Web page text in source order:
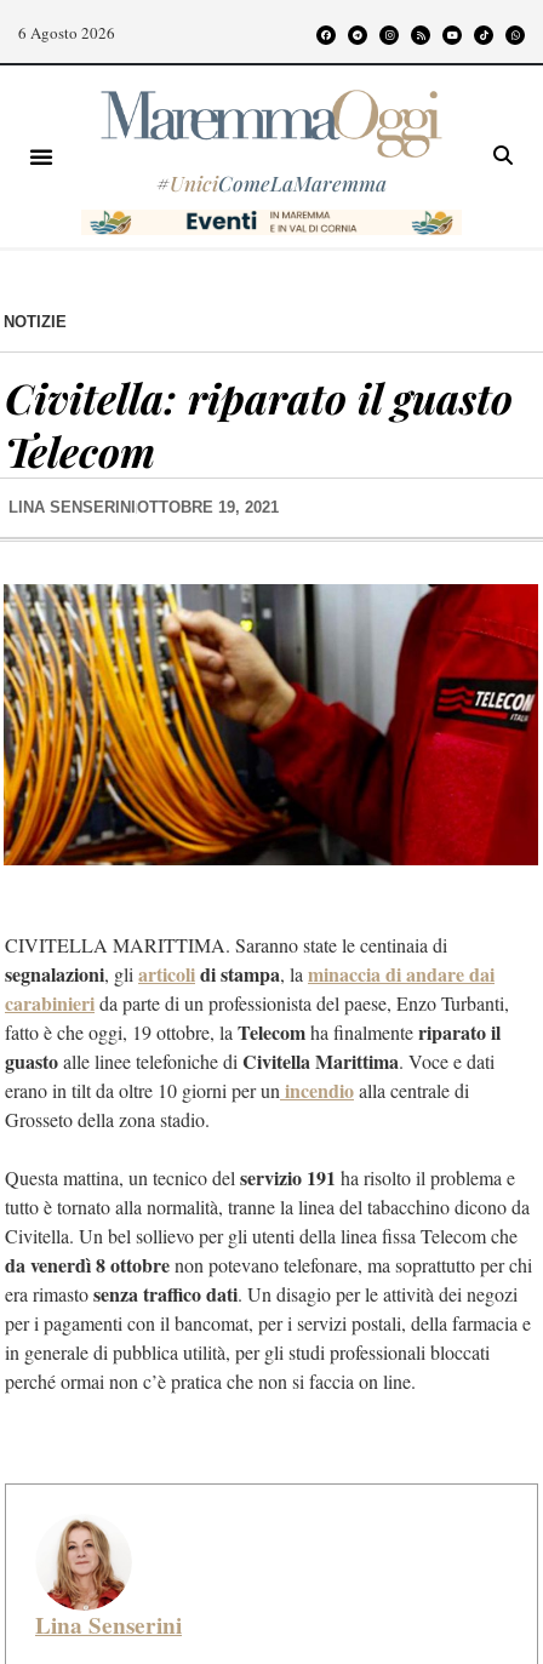
6 Agosto 2026
#UniciComeLaMaremma
NOTIZIE
Civitella: riparato il guasto
Telecom
LINA SENSERINI OTTOBRE 19, 2021
CIVITELLA MARITTIMA. Saranno state le centinaia di
segnalazioni, gli articolidi stampa, la minaccia di andare dai
carabinierida parte di un professionista del paese, Enzo Turbanti,
fatto è che oggi, 19 ottobre, la Telecomha finalmenteriparato il
guastoalle linee telefoniche di Civitella Marittima. Voce e dati
erano in tilt da oltre 10 giorni per un incendioalla centrale di
Grosseto della zona stadio.
Questa mattina, un tecnico del servizio 191 ha risolto il problema e
tutto è tornato alla normalità, tranne la linea del tabacchino dicono da
Civitella. Un bel sollievo per gli utenti della linea fissa Telecom che
da venerdì 8 ottobrenon potevano telefonare, ma soprattutto per chi
era rimastosenza traffico dati. Un disagio per le attività dei negozi
per i pagamenti con il bancomat, per i servizi postali, della farmacia e
in generale di pubblica utilità, per gli studi professionali bloccati
perché ormai non c’è pratica che non si faccia on line.
Lina Senserini